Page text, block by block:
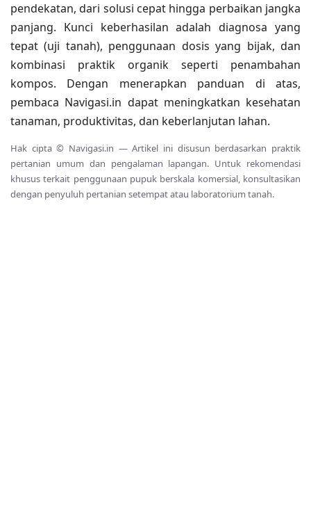
pendekatan, dari solusi cepat hingga perbaikan jangka
panjang. Kunci keberhasilan adalah diagnosa yang
tepat (uji tanah), penggunaan dosis yang bijak, dan
kombinasi praktik organik seperti penambahan
kompos. Dengan menerapkan panduan di atas,
pembaca Navigasi.in dapat meningkatkan kesehatan
tanaman, produktivitas, dan keberlanjutan lahan.
Hak cipta © Navigasi.in — Artikel ini disusun berdasarkan praktik
pertanian umum dan pengalaman lapangan. Untuk rekomendasi
khusus terkait penggunaan pupuk berskala komersial, konsultasikan
dengan penyuluh pertanian setempat atau laboratorium tanah.